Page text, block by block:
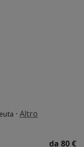
· Altro
da 80 €